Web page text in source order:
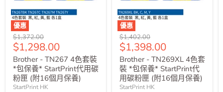
優惠
原
價
$1,372.00
售
價
$1,298.00
Brother - TN267 4色套裝
*包保養* StartPrint代用碳
粉匣 (附16個月保養)
StartPrint HK
優惠
原
價
$1,402.00
售
價
$1,398.00
Brother - TN269XL 4色套
裝 *包保養* StartPrint代
用碳粉匣 (附16個月保養)
StartPrint HK